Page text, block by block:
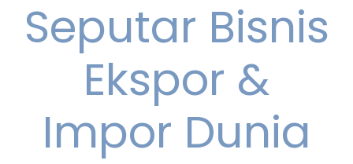
Seputar Bisnis
Ekspor &
Impor Dunia